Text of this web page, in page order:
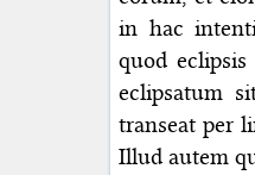
in hac
quod
eclipsatum
transeat per
Illud autem